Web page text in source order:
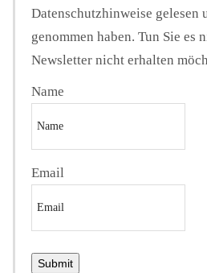
Datenschutzhinweise gelesen
genommen haben. Tun Sie es
Newsletter nicht erhalten
Name
Email